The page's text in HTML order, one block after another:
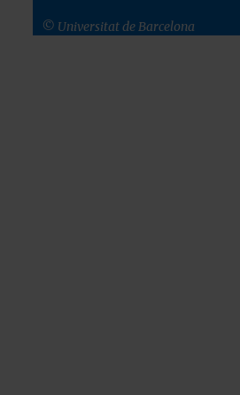
© Universitat de Barcelona